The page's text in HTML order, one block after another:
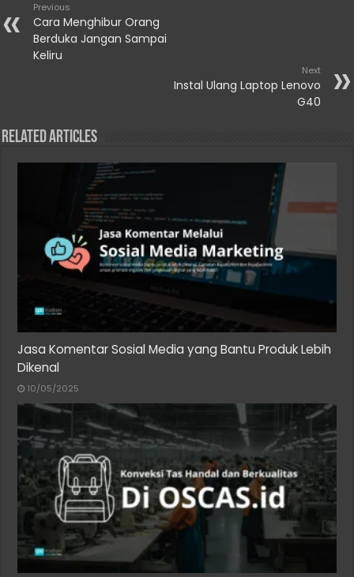
Previous
Cara Menghibur Orang
Berduka Jangan Sampai
Keliru
Next
Instal Ulang Laptop Lenovo
G40
Related Articles
Jasa Komentar Sosial Media yang Bantu Produk Lebih
Dikenal
10/05/2025